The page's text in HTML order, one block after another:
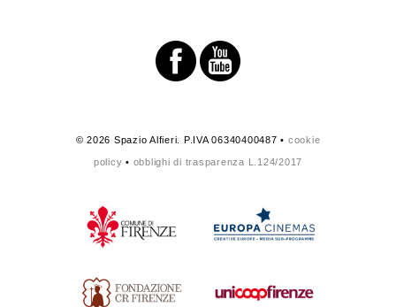
© 2026 Spazio Alfieri. P.IVA 06340400487 • cookie
policy • obblighi di trasparenza L.124/2017